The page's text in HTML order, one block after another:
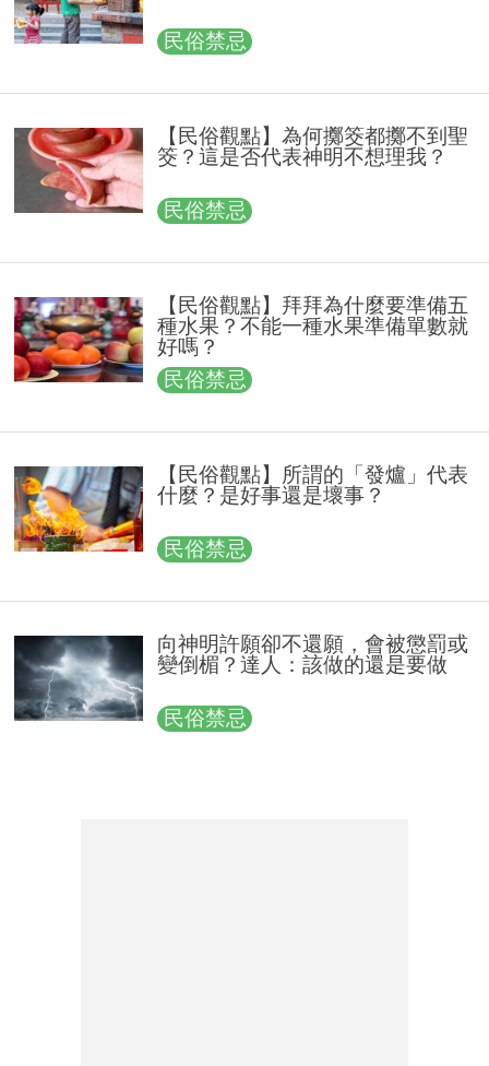
民俗禁忌
【民俗觀點】為何擲筊都擲不到聖
筊？這是否代表神明不想理我？
民俗禁忌
【民俗觀點】拜拜為什麼要準備五
種水果？不能一種水果準備單數就
好嗎？
民俗禁忌
【民俗觀點】所謂的「發爐」代表
什麼？是好事還是壞事？
民俗禁忌
向神明許願卻不還願，會被懲罰或
變倒楣？達人：該做的還是要做
民俗禁忌